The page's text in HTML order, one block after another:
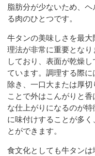
脂肪分が少ないため、
る肉のひとつです。
牛タンの美味しさを最
理法が非常に重要とな
しており、表面が乾燥
ています。調理する際
除き、一口大または厚
ことで外はこんがりと
な仕上がりになるのが
に味付けすることが多
とができます。
食文化としても牛タン